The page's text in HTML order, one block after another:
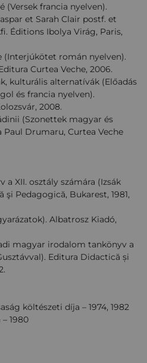
francia nyelven).
et Sarah Clair postf. et
Éditions Ibolya Virág, Paris,
(Interjúkötet román nyelven).
Curtea Veche, 2006.
kulturális alternatívák (Előadás
és francia nyelven).
2008.
(Szonettek magyar és
Drumaru, Curtea Veche
a XII. osztály számára (Izsák
Pedagogică, Bukarest, 1981,
Albatrosz Kiadó,
magyar irodalom tankönyv a
Editura Didactică și
költészeti díja – 1974, 1982
1980